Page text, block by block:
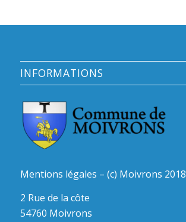
INFORMATIONS
Mentions légales – (c) Moivrons 2018
2 Rue de la côte
54760 Moivrons